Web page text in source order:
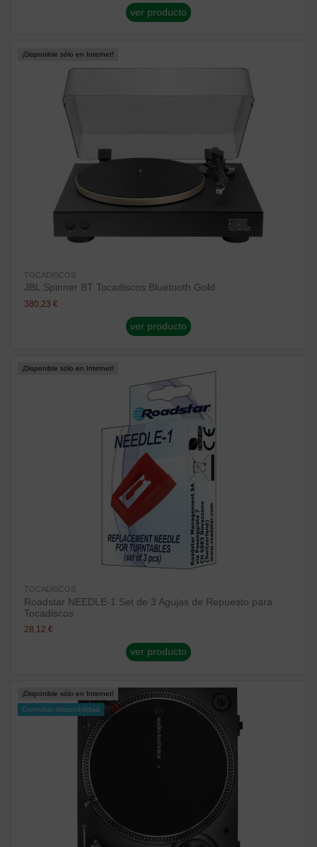
ver producto
¡Disponible sólo en Internet!
TOCADISCOS
JBL Spinner BT Tocadiscos Bluetooth Gold
380,23 €
ver producto
¡Disponible sólo en Internet!
TOCADISCOS
Roadstar NEEDLE-1 Set de 3 Agujas de Repuesto para
Tocadiscos
28,12 €
ver producto
¡Disponible sólo en Internet!
Consultar disponibilidad